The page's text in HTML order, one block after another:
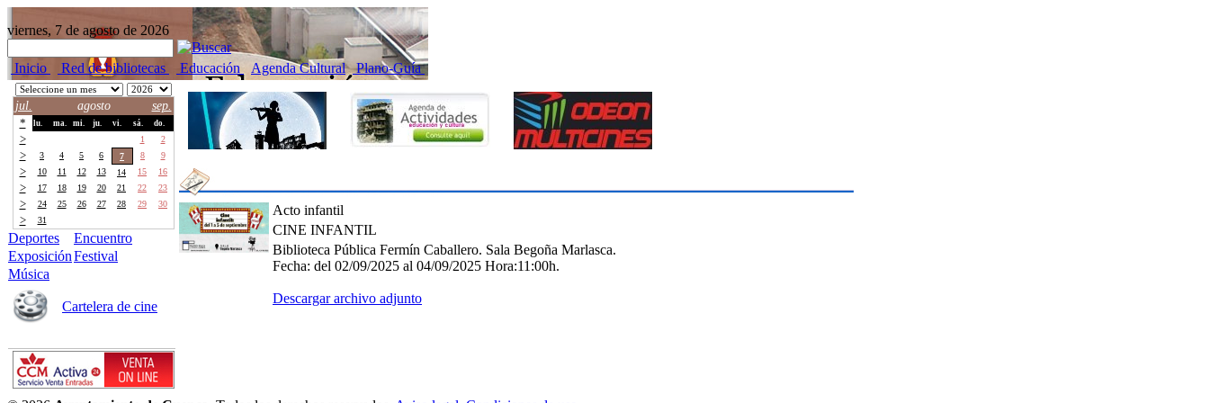
viernes, 7 de agosto de 2026
Inicio Red de bibliotecas Educación Agenda Cultural Plano-Guía
jul. agosto
sep.
*
lu. ma. mi. ju. vi. sá. do.
> 1 2
> 3 4 5 6 7 8 9
> 10 11 12 13 14 15 16
> 17 18 19 20 21 22 23
> 24 25 26 27 28 29 30
> 31
Deportes
Encuentro
ExposiciónFestival
Música
Cartelera de cine
Acto infantil
CINE INFANTIL
Biblioteca Pública Fermín Caballero. Sala Begoña Marlasca.
Fecha: del 02/09/2025 al 04/09/2025 Hora:11:00h.
Descargar archivo adjunto